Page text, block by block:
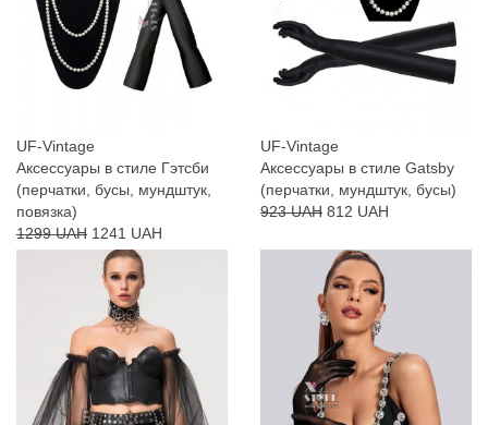
UF-Vintage
Аксессуары в стиле Гэтсби
(перчатки, бусы, мундштук,
повязка)
1299 UAH 1241 UAH
UF-Vintage
Аксессуары в стиле Gatsby
(перчатки, мундштук, бусы)
923 UAH 812 UAH